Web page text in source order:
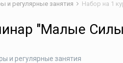
и регулярные занятия
"Малые
и регулярные занятия